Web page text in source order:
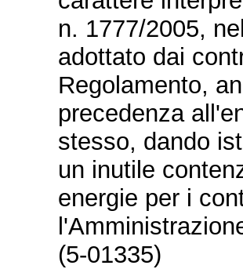
n. 1777/2005,
adottato dai
Regolamento,
precedenza
stesso, dando
un inutile
energie per i
(5-01335)